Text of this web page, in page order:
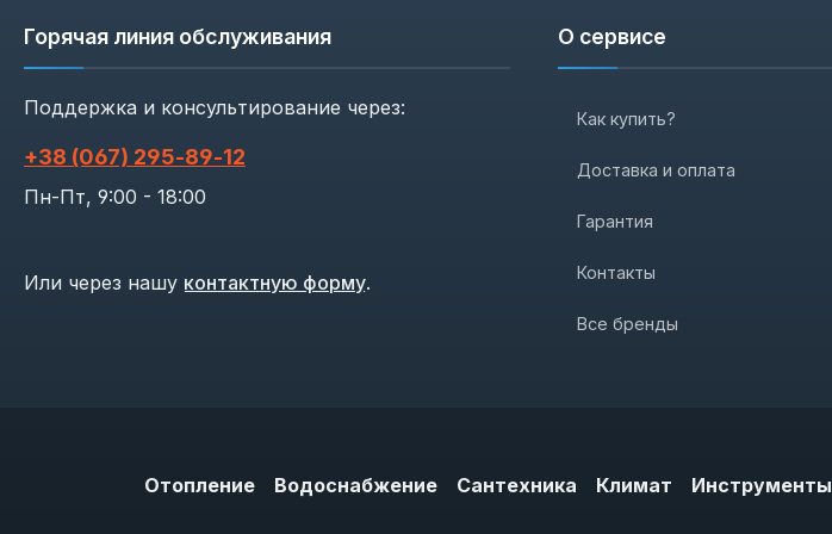
Горячая линия обслуживания
Поддержка и консультирование через:
+38 (067) 295‑89‑12
Пн-Пт, 9:00 - 18:00
Или через нашу контактную форму.
О сервисе
Как купить?
Доставка и оплата
Гарантия
Контакты
Все бренды
Отопление Водоснабжение Сантехника Климат Инструменты